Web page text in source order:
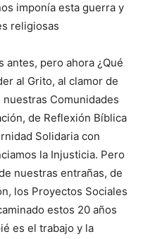
imponía esta guerra y
religiosas
antes, pero ahora ¿Qué
al Grito, al clamor de
Comunidades
de Reflexión Bíblica
Solidaria con
la Injusticia. Pero
nuestras entrañas, de
los Proyectos Sociales
estos 20 años
es el trabajo y la